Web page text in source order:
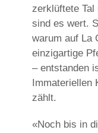
zerklüftete Tal
sind es wert.
warum auf La
einzigartige
– entstanden
Immateriellen
zählt.
«Noch bis in